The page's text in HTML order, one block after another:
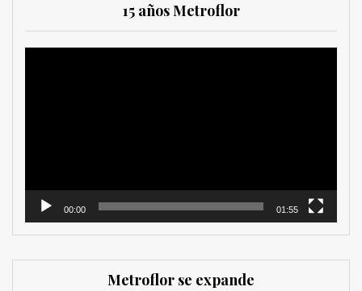
15 años Metroflor
00:00 01:55
Metroflor se expande